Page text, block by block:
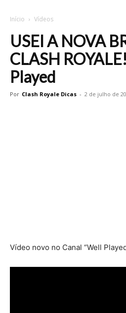
Início Vídeos
USEI A NOVA
CLASH
Played
Por Clash Royale Dicas - 2 de julho de
Vídeo novo no Canal “Well